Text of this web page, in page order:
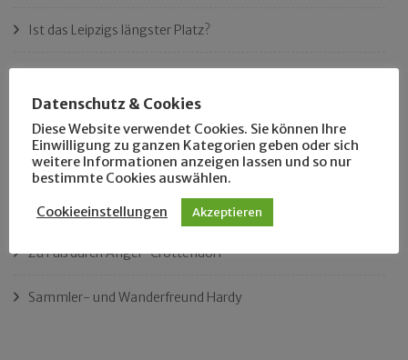
Ist das Leipzigs längster Platz?
Der Leipziger Schmiedetag von 1904
Rennfahrer in Schönefeld und Zschocher
Zu Fuß durch Anger-Crottendorf
Sammler- und Wanderfreund Hardy
Datenschutz & Cookies
Diese Website verwendet Cookies. Sie können Ihre
Einwilligung zu ganzen Kategorien geben oder sich
weitere Informationen anzeigen lassen und so nur
bestimmte Cookies auswählen.
Cookieeinstellungen Akzeptieren